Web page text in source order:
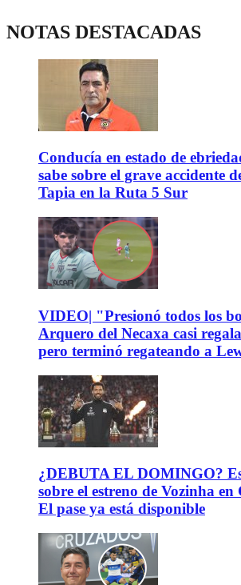
NOTAS DESTACADAS
Conducía en estado de
sabe sobre el grave accidente
Tapia en la Ruta 5 Sur
VIDEO| "Presionó todos los
Arquero del Necaxa casi
pero terminó regateando a
¿DEBUTA EL DOMINGO?
sobre el estreno de Vozinha
El pase ya está disponible